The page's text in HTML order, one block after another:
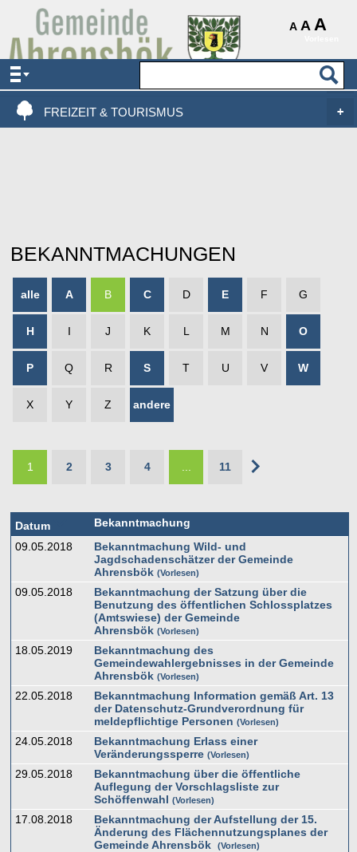
A A A
AKTUELLES & SERVICE
VERWALTUNG & POLITIK
FREIZEIT & TOURISMUS
BEKANNTMACHUNGEN
alle A B C D E F G
H I J K L M N O
P Q R S T U V W
X Y Z andere
1 2 3 4 11
Datum
Bekanntmachung
09.05.2018
Bekanntmachung Wild- und
Jagdschadenschätzer der Gemeinde
Ahrensbök
Vorlesen
09.05.2018
Bekanntmachung der Satzung über die
Benutzung des öffentlichen Schlossplatzes
(Amtswiese) der Gemeinde
Ahrensbök
Vorlesen
18.05.2019
Bekanntmachung des
Gemeindewahlergebnisses in der Gemeinde
Ahrensbök
Vorlesen
22.05.2018
Bekanntmachung Information gemäß Art. 13
der Datenschutz-Grundverordnung für
meldepflichtige Personen
Vorlesen
24.05.2018
Bekanntmachung Erlass einer
Veränderungssperre
Vorlesen
29.05.2018
Bekanntmachung über die öffentliche
Auflegung der Vorschlagsliste zur
Schöffenwahl
Vorlesen
17.08.2018
Bekanntmachung der Aufstellung der 15.
Änderung des Flächennutzungsplanes der
Gemeinde Ahrensbök
Vorlesen